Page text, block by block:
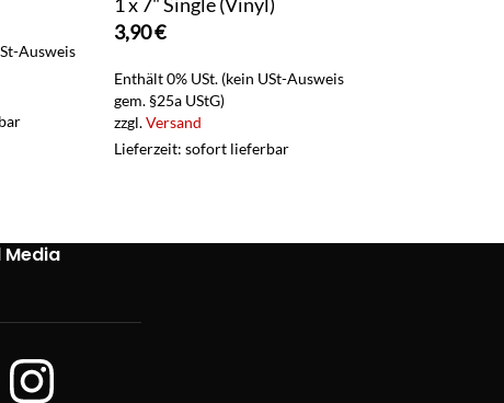
Ausweis
3,90€
Enthält 0% USt. (kein USt-Ausweis
gem. §25a UStG)
zzgl.Versand
Lieferzeit: sofort lieferbar
Media